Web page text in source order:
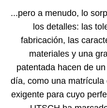
...pero a menudo, lo
los detalles: las
fabricación, las
materiales y una
patentada hacen de
día, como una
exigente para cuyo